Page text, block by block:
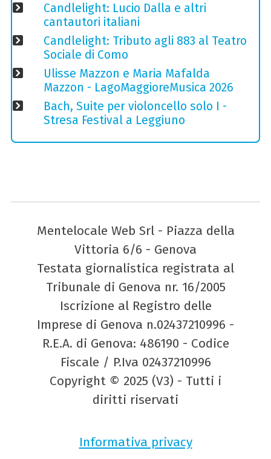
Candlelight: Lucio Dalla e altri
cantautori italiani
Candlelight: Tributo agli 883 al Teatro
Sociale di Como
Ulisse Mazzon e Maria Mafalda
Mazzon - LagoMaggioreMusica 2026
Bach, Suite per violoncello solo I -
Stresa Festival a Leggiuno
Mentelocale Web Srl - Piazza della
Vittoria 6/6 - Genova
Testata giornalistica registrata al
Tribunale di Genova nr. 16/2005
Iscrizione al Registro delle
Imprese di Genova n.02437210996 -
R.E.A. di Genova: 486190 - Codice
Fiscale / P.Iva 02437210996
Copyright © 2025 (V3) - Tutti i
diritti riservati
Informativa privacy